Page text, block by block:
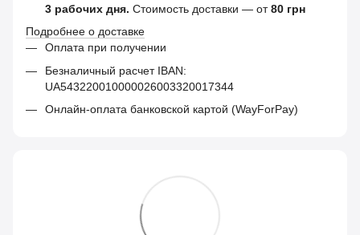
3 рабочих дня. Стоимость доставки — от80 грн
Подробнее о доставке
Оплата при получении
Безналичный расчет IBAN:
UA543220010000026003320017344
Онлайн-оплата банковской картой (WayForPay)